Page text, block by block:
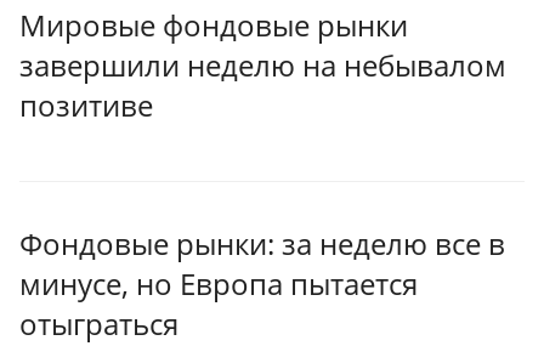
Мировые фондовые рынки
завершили неделю на небывалом
позитиве
Фондовые рынки: за неделю все в
минусе, но Европа пытается
отыграться